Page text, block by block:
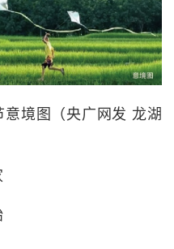
境图（央广网发 龙湖